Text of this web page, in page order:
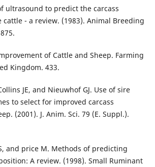
ultrasound to predict the carcass
- a review. (1983). Animal Breeding
of Cattle and Sheep. Farming
Kingdom. 433.
JE, and Nieuwhof GJ. Use of sire
to select for improved carcass
(2001). J. Anim. Sci. 79 (E. Suppl.).
and price M. Methods of predicting
A review. (1998). Small Ruminant